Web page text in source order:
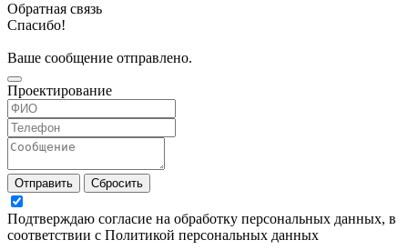
Обратная связь
Спасибо!
Ваше сообщение отправлено.
Проектирование
Отправить Сбросить
Подтверждаю согласие на обработку персональных данных, в
соответствии с Политикой персональных данных